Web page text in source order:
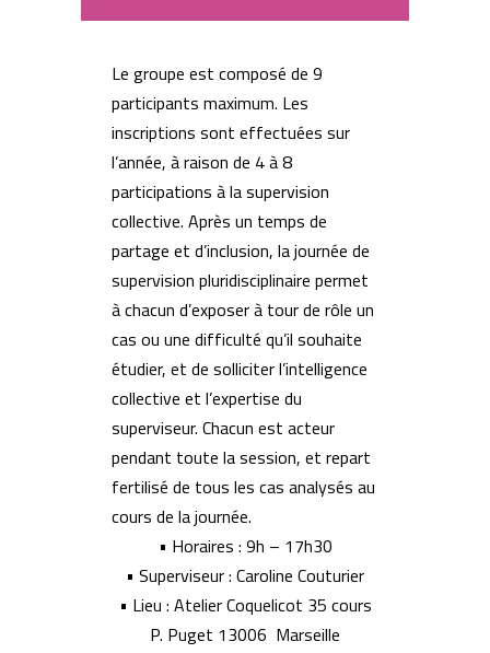
Le groupe est composé de 9
participants maximum. Les
inscriptions sont effectuées sur
l’année, à raison de 4 à 8
participations à la supervision
collective. Après un temps de
partage et d’inclusion, la journée de
supervision pluridisciplinaire permet
à chacun d’exposer à tour de rôle un
cas ou une difficulté qu’il souhaite
étudier, et de solliciter l’intelligence
collective et l’expertise du
superviseur. Chacun est acteur
pendant toute la session, et repart
fertilisé de tous les cas analysés au
cours de la journée.
• Horaires : 9h – 17h30
• Superviseur : Caroline Couturier
• Lieu : Atelier Coquelicot 35 cours
P. Puget 13006 Marseille